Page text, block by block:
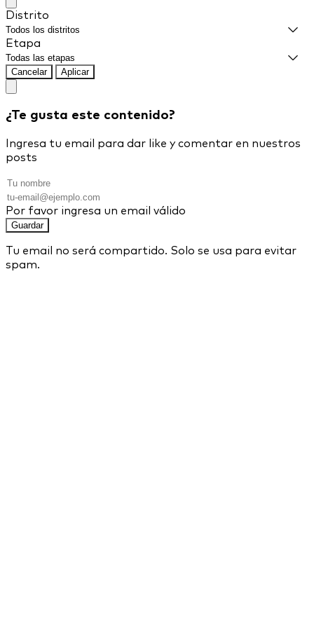
Distrito
Etapa
Cancelar Aplicar
¿Te gusta este contenido?
Ingresa tu email para dar like y comentar en nuestros
posts
Por favor ingresa un email válido
Guardar
Tu email no será compartido. Solo se usa para evitar
spam.